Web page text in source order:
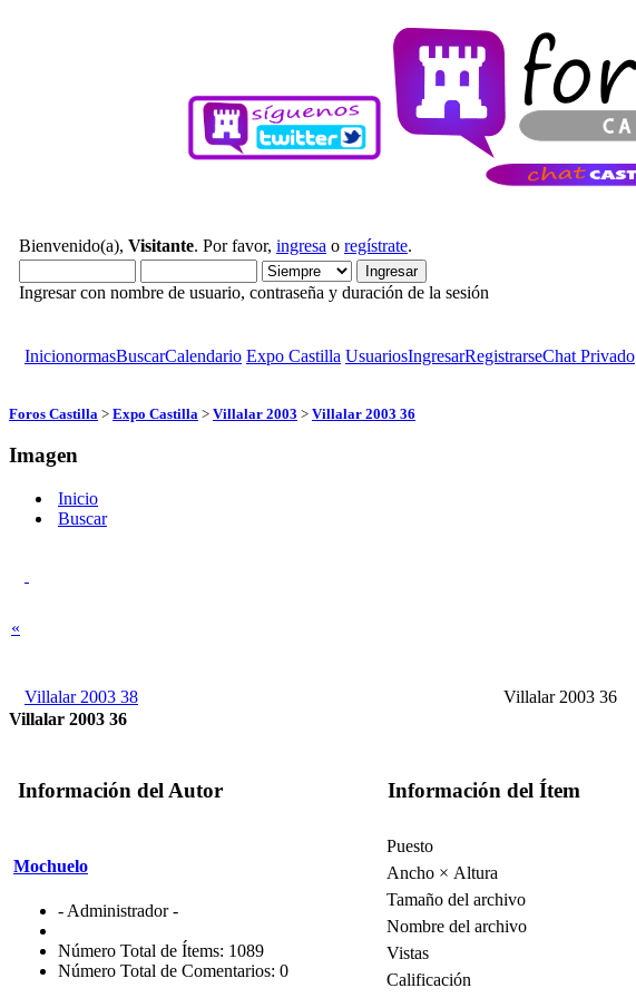
Bienvenido(a), Visitante. Por favor, ingresa o regístrate.
Ingresar con nombre de usuario, contraseña y duración de la sesión
InicionormasBuscarCalendario Expo Castilla UsuariosIngresarRegistrarseChat Privado
Foros Castilla > Expo Castilla > Villalar 2003 > Villalar 2003 36
Imagen
Inicio
Buscar
«
Villalar 2003 38 Villalar 2003 36
Villalar 2003 36
Información del Autor Información del Ítem
Mochuelo
- Administrador -
Número Total de Ítems: 1089
Número Total de Comentarios: 0
Puesto
Ancho × Altura
Tamaño del archivo
Nombre del archivo
Vistas
Calificación